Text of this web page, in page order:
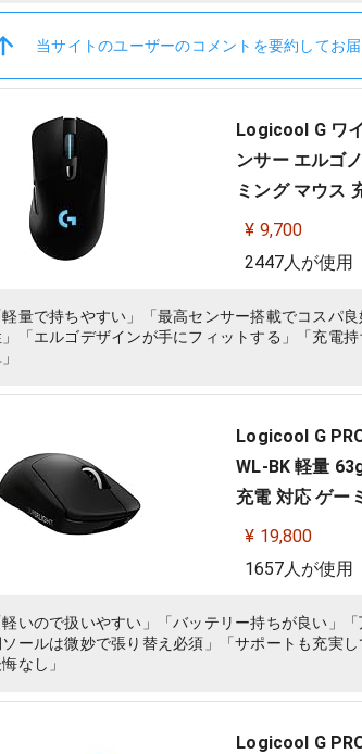
当サイトのユーザーのコメントを要約してお届
Logicool G ワ
ンサー エルゴ
ミング マウス
ファイナルフ
¥ 9,700
2447人が使用
軽量で持ちやすい」「最高センサー搭載でコスパ
「エルゴデザインが手にフィットする」「充電
Logicool G
WL-BK 軽量
充電 対応 ゲー
¥ 19,800
1657人が使用
軽いので扱いやすい」「バッテリー持ちが良い」
ールは微妙で張り替え必須」「サポートも充実
なし」
Logicool G